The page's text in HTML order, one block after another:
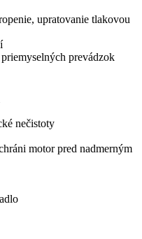
upratovanie tlakovou
prevádzok
nečistoty
motor pred nadmerným